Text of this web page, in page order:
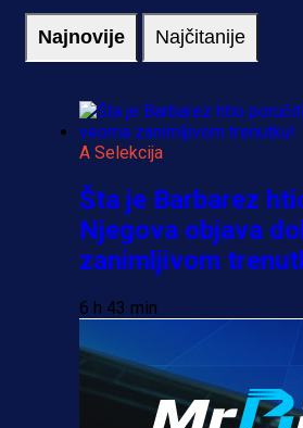
Najnovije Najčitanije
A Selekcija
Šta je Barbarez
Njegova objava
zanimljivom
6 h 43 min